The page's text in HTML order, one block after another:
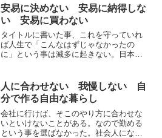
まりが、今は存在しています。道の駅な
どで個人が販売していた漬物...
安易に決めない 安易に納得しな
い 安易に買わない
タイトルに書いた事、これを守っていれ
ば人生で「こんなはずじゃなかったの
に」という事は滅多に起きない。日本で
こういう情報を１００％無視して生きる
とどうなるか。元気で楽しく...
人に合わせない 我慢しない 自
分で作る自由な暮らし
会社に行けば、そこのやり方に合わせな
いといけないことがある。なので勤める
という事を選ばなかった。社会人になっ